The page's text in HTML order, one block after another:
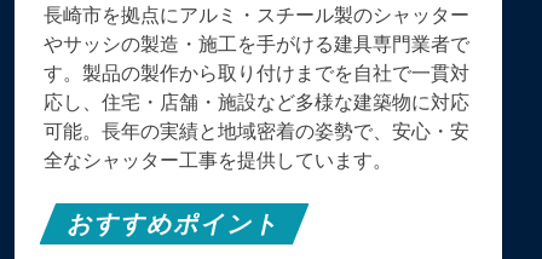
長崎市を拠点にアルミ・スチール製のシャッター
やサッシの製造・施工を手がける建具専門業者で
す。製品の製作から取り付けまでを自社で一貫対
応し、住宅・店舗・施設など多様な建築物に対応
可能。長年の実績と地域密着の姿勢で、安心・安
全なシャッター工事を提供しています。
おすすめポイント